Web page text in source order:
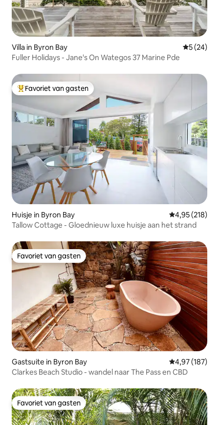
Villa in Byron Bay
5 (24)
Fuller Holidays - Jane's On Wategos 37 Marine Pde
Topfavoriet van gasten
Favoriet van gasten
Huisje in Byron Bay Gemiddelde
4,95 (218)
Tallow Cottage - Gloednieuw luxe huisje aan het strand
Favoriet van gasten
Favoriet van gasten
Gastsuite in Byron Bay Gemiddelde
4,97 (187)
Clarkes Beach Studio - wandel naar The Pass en CBD
Favoriet van gasten
Favoriet van gasten